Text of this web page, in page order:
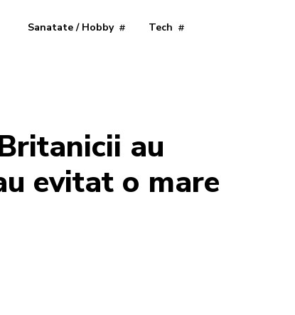
Sanatate / Hobby Tech
au
evitat o mare